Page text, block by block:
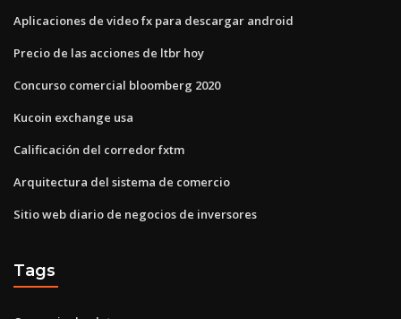
Aplicaciones de video fx para descargar android
Precio de las acciones de ltbr hoy
Concurso comercial bloomberg 2020
Kucoin exchange usa
Calificación del corredor fxtm
Arquitectura del sistema de comercio
Sitio web diario de negocios de inversores
Tags